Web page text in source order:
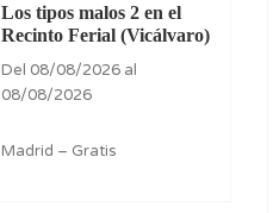
Los tipos malos 2 en el
Recinto Ferial (Vicálvaro)
Del 08/08/2026 al
08/08/2026
Madrid – Gratis